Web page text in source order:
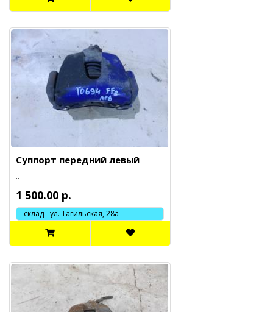
Суппорт передний левый
..
1 500.00 р.
склад - ул. Тагильская, 28а